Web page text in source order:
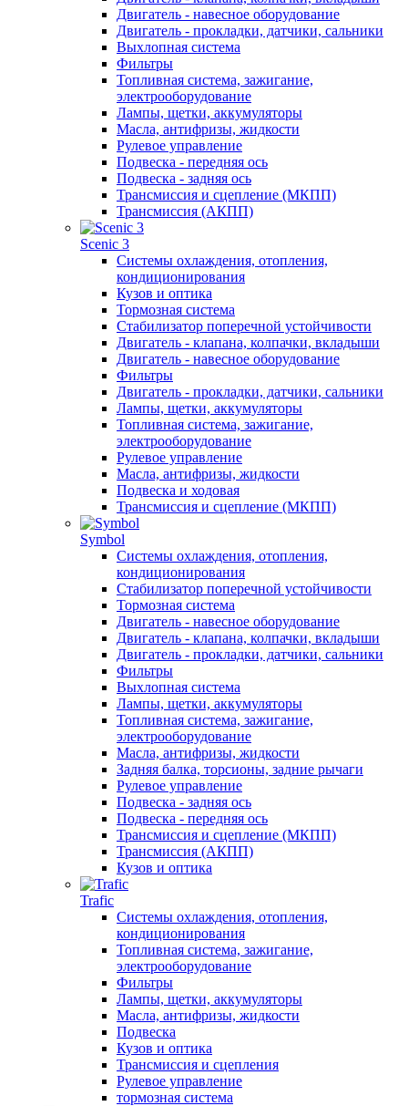
Двигатель - навесное оборудование
Двигатель - прокладки, датчики, сальники
Выхлопная система
Фильтры
Топливная система, зажигание,
электрооборудование
Лампы, щетки, аккумуляторы
Масла, антифризы, жидкости
Рулевое управление
Подвеска - передняя ось
Подвеска - задняя ось
Трансмиссия и сцепление (МКПП)
Трансмиссия (АКПП)
Scenic 3
Системы охлаждения, отопления,
кондиционирования
Кузов и оптика
Тормозная система
Стабилизатор поперечной устойчивости
Двигатель - клапана, колпачки, вкладыши
Двигатель - навесное оборудование
Фильтры
Двигатель - прокладки, датчики, сальники
Лампы, щетки, аккумуляторы
Топливная система, зажигание,
электрооборудование
Рулевое управление
Масла, антифризы, жидкости
Подвеска и ходовая
Трансмиссия и сцепление (МКПП)
Symbol
Системы охлаждения, отопления,
кондиционирования
Стабилизатор поперечной устойчивости
Тормозная система
Двигатель - навесное оборудование
Двигатель - клапана, колпачки, вкладыши
Двигатель - прокладки, датчики, сальники
Фильтры
Выхлопная система
Лампы, щетки, аккумуляторы
Топливная система, зажигание,
электрооборудование
Масла, антифризы, жидкости
Задняя балка, торсионы, задние рычаги
Рулевое управление
Подвеска - задняя ось
Подвеска - передняя ось
Трансмиссия и сцепление (МКПП)
Трансмиссия (АКПП)
Кузов и оптика
Trafic
Системы охлаждения, отопления,
кондиционирования
Топливная система, зажигание,
электрооборудование
Фильтры
Лампы, щетки, аккумуляторы
Масла, антифризы, жидкости
Подвеска
Кузов и оптика
Трансмиссия и сцепления
Рулевое управление
тормозная система